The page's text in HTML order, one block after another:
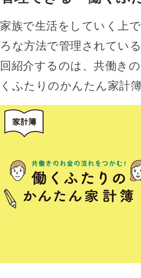
家族で生活をしていく上
ろな方法で管理されてい
回紹介するのは、共働き
くふたりのかんたん家計簿